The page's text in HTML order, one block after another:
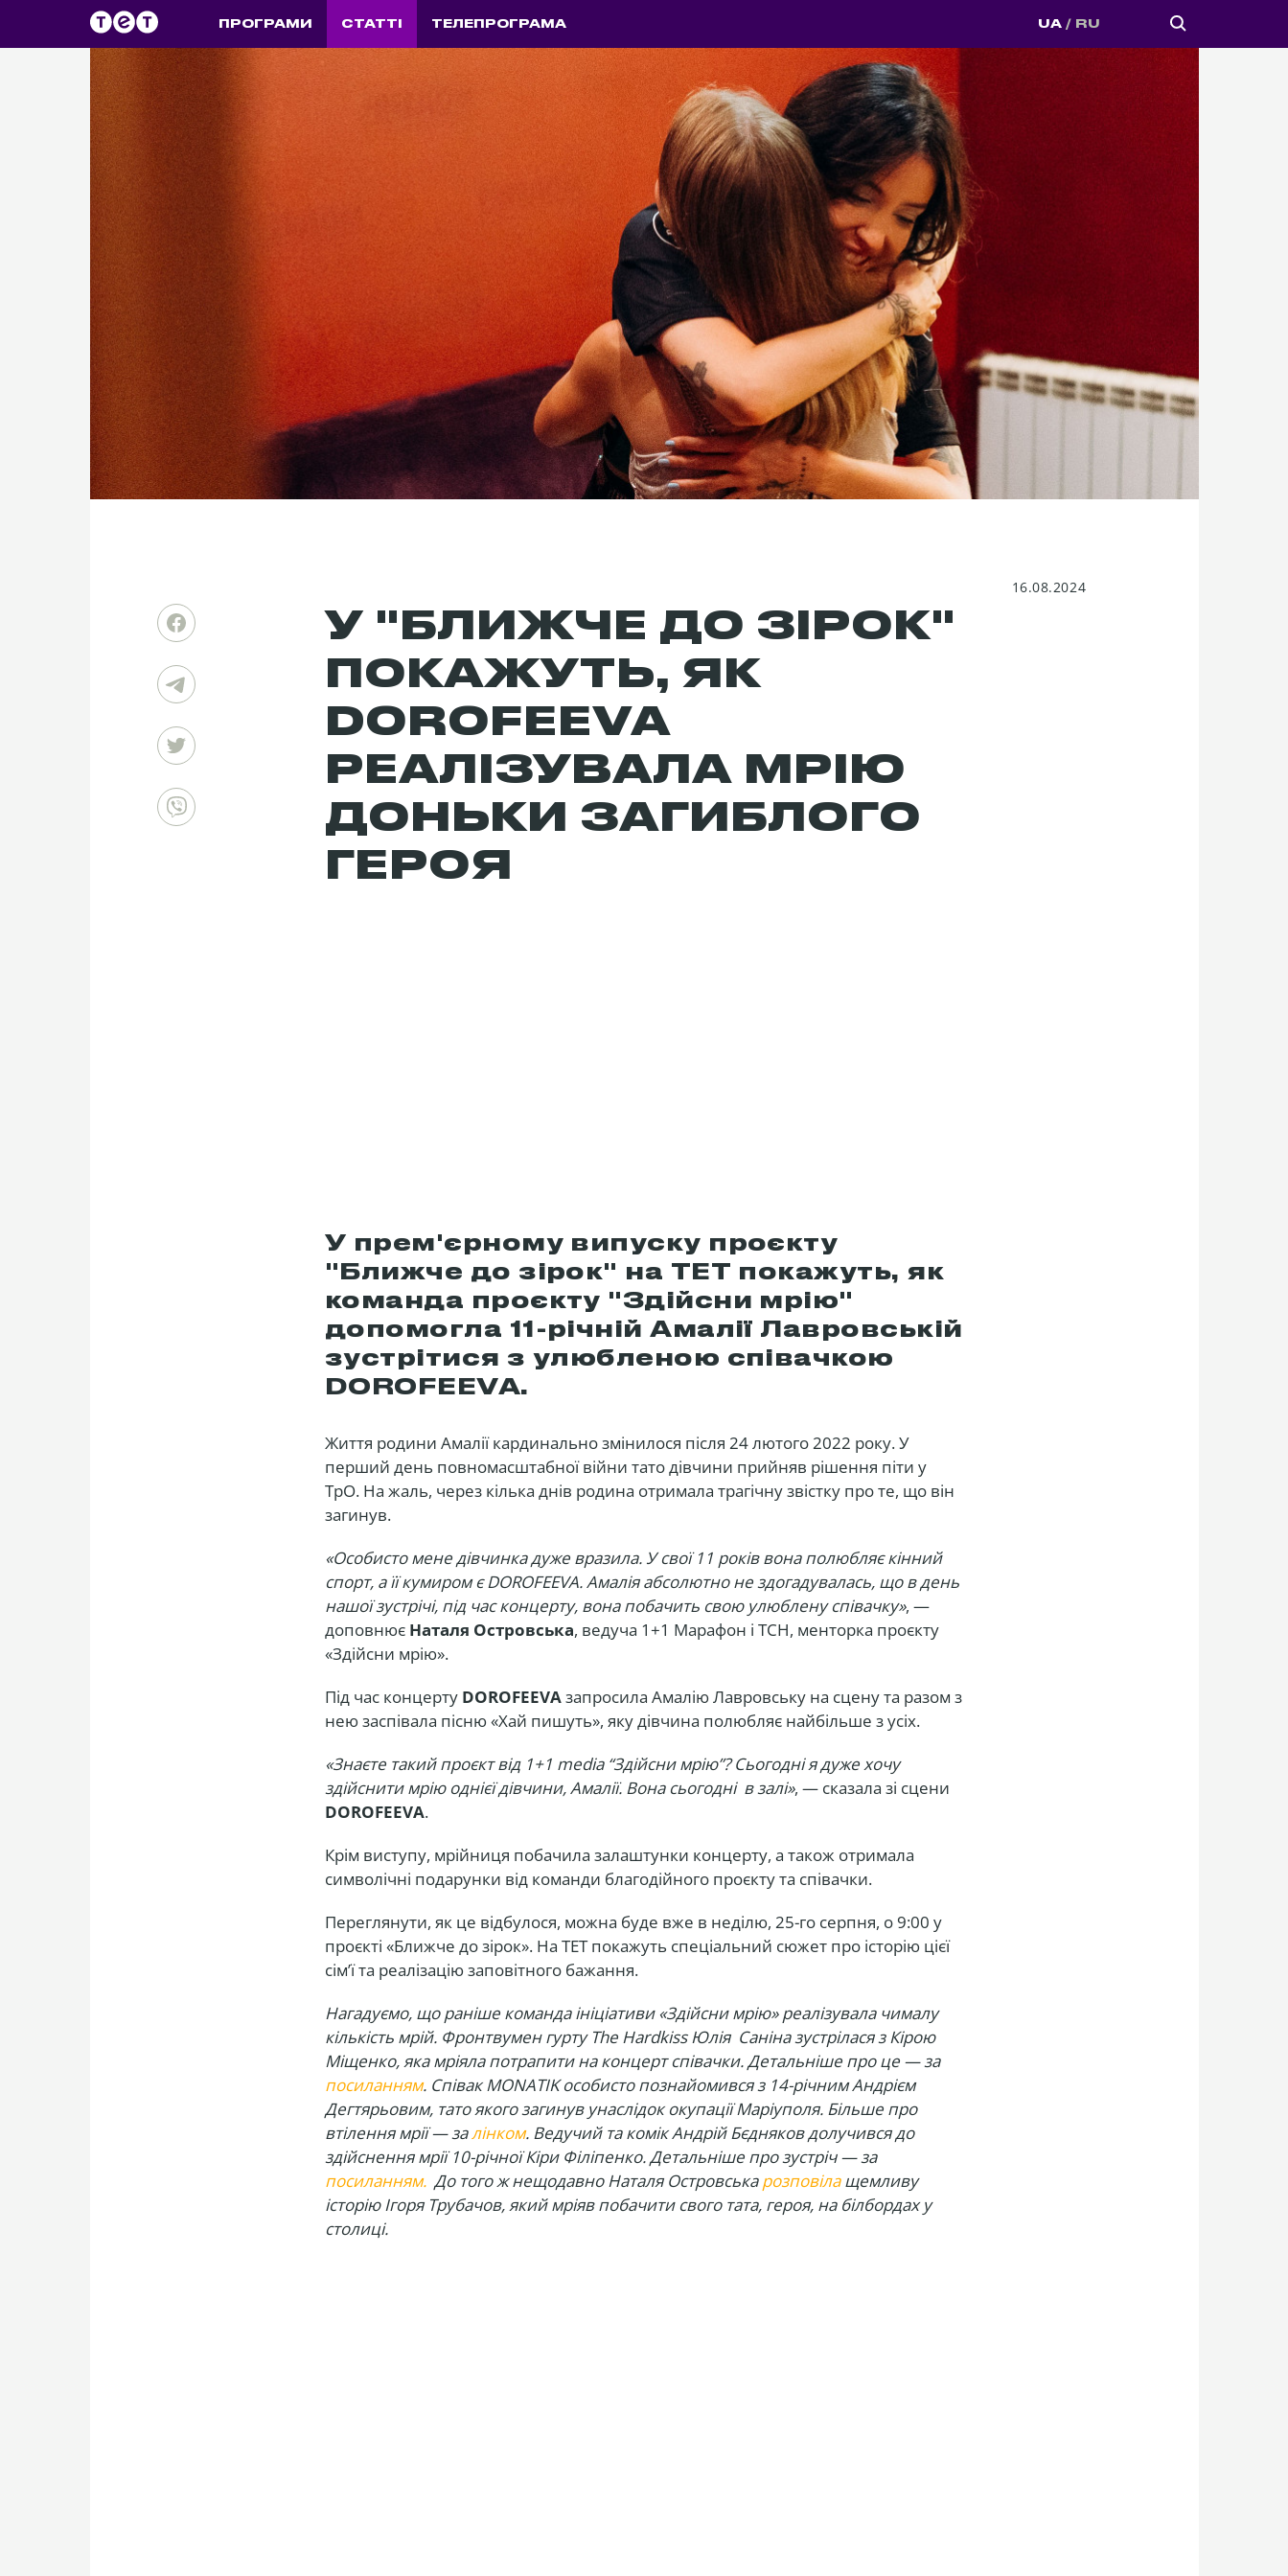
ПРОГРАМИ СТАТТІ ТЕЛЕПРОГРАМА UA RU
16.08.2024
У "БЛИЖЧЕ ДО ЗІРОК"
ПОКАЖУТЬ, ЯК
DOROFEEVA
РЕАЛІЗУВАЛА МРІЮ
ДОНЬКИ ЗАГИБЛОГО
ГЕРОЯ
У прем'єрному випуску проєкту
"Ближче до зірок" на ТЕТ покажуть, як
команда проєкту "Здійсни мрію"
допомогла 11-річній Амалії Лавровській
зустрітися з улюбленою співачкою
DOROFEEVA.
Життя родини Амалії кардинально змінилося після 24 лютого 2022 року. У
перший день повномасштабної війни тато дівчини прийняв рішення піти у
ТрО. На жаль, через кілька днів родина отримала трагічну звістку про те, що він
загинув.
«Особисто мене дівчинка дуже вразила. У свої 11 років вона полюбляє кінний
спорт, а її кумиром є DOROFEEVA. Амалія абсолютно не здогадувалась, що в день
нашої зустрічі, під час концерту, вона побачить свою улюблену співачку», —
доповнює Наталя Островська, ведуча 1+1 Марафон і ТСН, менторка проєкту
«Здійсни мрію».
Під час концерту DOROFEEVAзапросила Амалію Лавровську на сцену та разом з
нею заспівала пісню «Хай пишуть», яку дівчина полюбляє найбільше з усіх.
«Знаєте такий проєкт від 1+1 media “Здійсни мрію”? Сьогодні я дуже хочу
здійснити мрію однієї дівчини, Амалії. Вона сьогодні в залі», — сказала зі сцени
DOROFEEVA.
Крім виступу, мрійниця побачила залаштунки концерту, а також отримала
символічні подарунки від команди благодійного проєкту та співачки.
Переглянути, як це відбулося, можна буде вже в неділю, 25-го серпня, о 9:00 у
проєкті «Ближче до зірок». На ТЕТ покажуть спеціальний сюжет про історію цієї
сім’ї та реалізацію заповітного бажання.
Нагадуємо, що раніше команда ініціативи «Здійсни мрію» реалізувала чималу
кількість мрій. Фронтвумен гурту The Hardkiss Юлія Саніна зустрілася з Кірою
Міщенко, яка мріяла потрапити на концерт співачки. Детальніше про це — за
посиланням. Співак MONATIK особисто познайомився з 14-річним Андрієм
Дегтярьовим, тато якого загинув унаслідок окупації Маріуполя. Більше про
втілення мрії — залінком. Ведучий та комік Андрій Бєдняков долучився до
здійснення мрії 10-річної Кіри Філіпенко. Детальніше про зустріч — за
посиланням. До того ж нещодавно Наталя Островськарозповілащемливу
історію Ігоря Трубачов, який мріяв побачити свого тата, героя, на білбордах у
столиці.